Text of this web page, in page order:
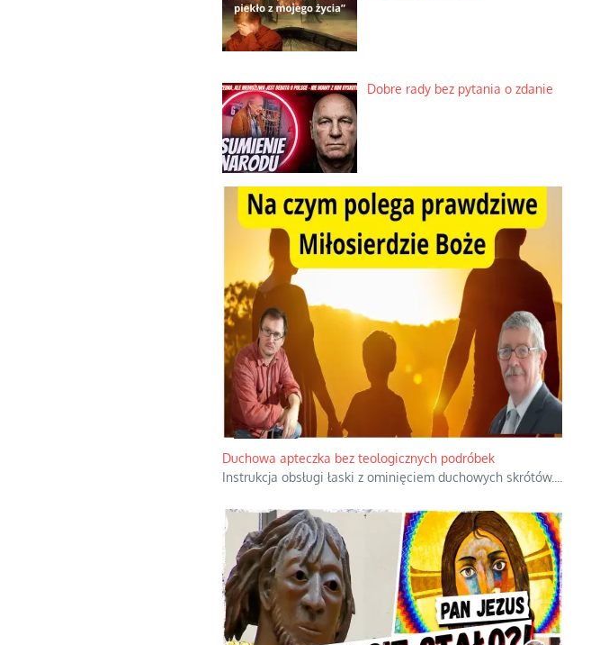
Dobre rady bez pytania o zdanie
Duchowa apteczka bez teologicznych podróbek
Instrukcja obsługi łaski z ominięciem duchowych skrótów.